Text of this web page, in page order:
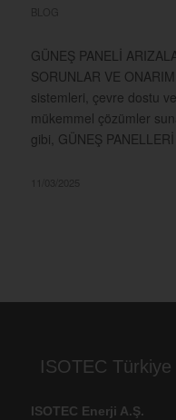
GÜNEŞ PANELİ
SORUNLAR VE
sistemleri, çevre dostu
mükemmel çözümler
gibi, GÜNEŞ PANELLERİ
ISOTEC
ISOTEC Enerji A.Ş.